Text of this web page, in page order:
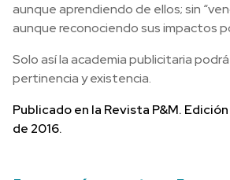
aunque aprendiendo de ellos; sin
aunque reconociendo sus impactos
Solo así la academia publicitaria
pertinencia y existencia.
Publicado en la Revista P&M.
de 2016.